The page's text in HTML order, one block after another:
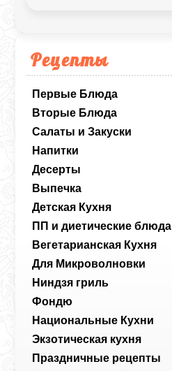
Рецепты
Первые Блюда
Вторые Блюда
Салаты и Закуски
Напитки
Десерты
Выпечка
Детская Кухня
ПП и диетические блюда
Вегетарианская Кухня
Для Микроволновки
Ниндзя гриль
Фондю
Национальные Кухни
Экзотическая кухня
Праздничные рецепты